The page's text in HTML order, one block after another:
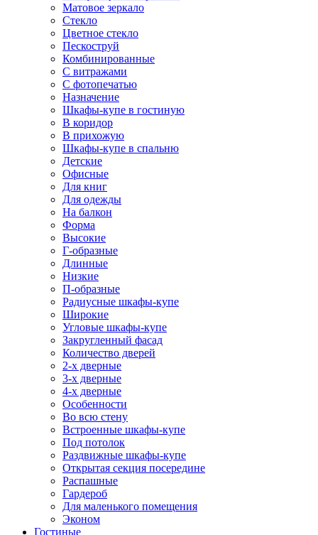
Матовое зеркало
Стекло
Цветное стекло
Пескоструй
Комбинированные
С витражами
С фотопечатью
Назначение
Шкафы-купе в гостиную
В коридор
В прихожую
Шкафы-купе в спальню
Детские
Офисные
Для книг
Для одежды
На балкон
Форма
Высокие
Г-образные
Длинные
Низкие
П-образные
Радиусные шкафы-купе
Широкие
Угловые шкафы-купе
Закругленный фасад
Количество дверей
2-х дверные
3-х дверные
4-х дверные
Особенности
Во всю стену
Встроенные шкафы-купе
Под потолок
Раздвижные шкафы-купе
Открытая секция посередине
Распашные
Гардероб
Для маленького помещения
Эконом
Гостиные